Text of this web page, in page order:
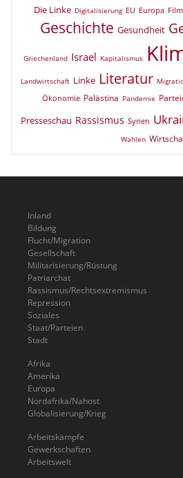
Die Linke Digitalisierung EU Europa Film
Geschichte Gesundheit
Griechenland Israel Kapitalismus
Landwirtschaft Linke Literatur
Ökonomie Palästina Pandemie
Presseschau Rassismus Syrien
Wahlen
Inland
Bildung
Flucht/Migration
Gesellschaft
Militarisierung/Rüstung
Patriarchat
Rassismus/Rechtsextremismus
Repression
Soziales
Staat/Parteien
Stadt
Afrika
Amerika
Europa
Nordafrika/Nahost
Globalisierung/Krieg
Arbeitskämpfe
Gewerkschaften
Arbeitswelt